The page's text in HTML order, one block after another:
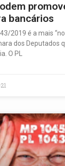
bancários
2019 é a mais
dos Deputados
O PL